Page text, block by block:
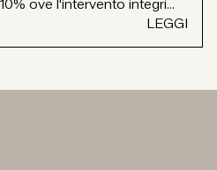
ove l'intervento integri...
LEGGI